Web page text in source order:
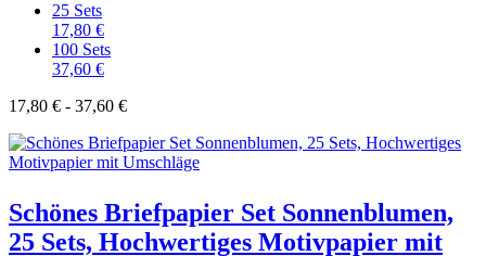
25 Sets
17,80 €
100 Sets
37,60 €
17,80 € - 37,60 €
Schönes Briefpapier Set Sonnenblumen,
25 Sets, Hochwertiges Motivpapier mit